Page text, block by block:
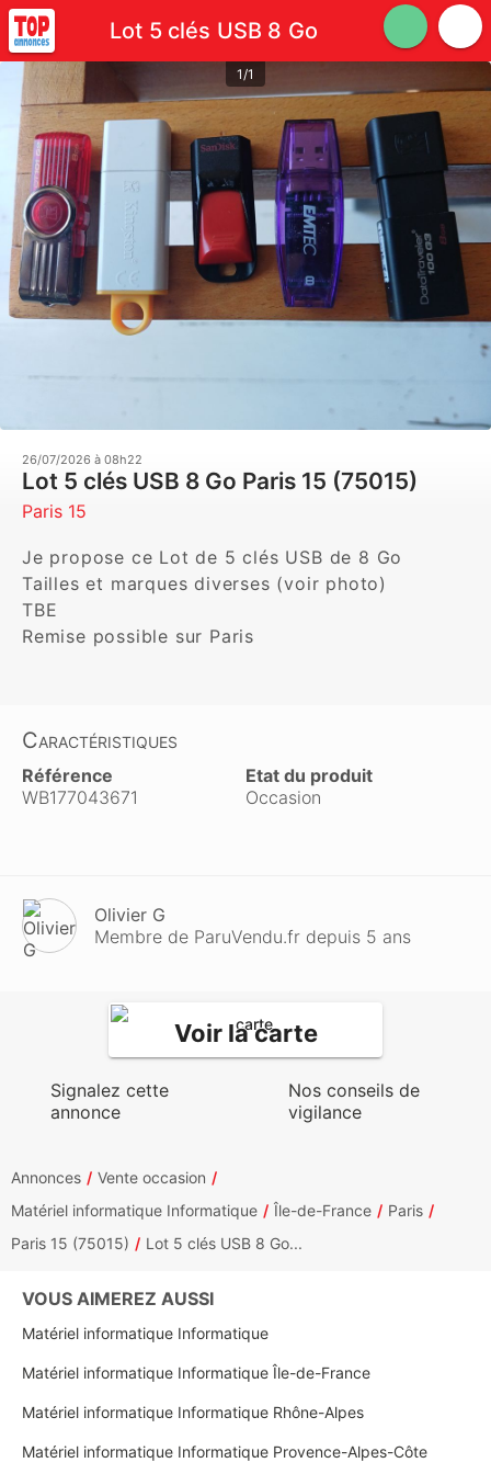
Lot 5 clés USB 8 Go
1/1
26/07/2026 à 08h22
Lot 5 clés USB 8 Go Paris 15 (75015)
Paris 15
Je propose ce Lot de 5 clés USB de 8 Go
Tailles et marques diverses (voir photo)
TBE
Remise possible sur Paris
Caractéristiques
Référence
WB177043671
Etat du produit
Occasion
Olivier G
Membre de ParuVendu.fr depuis 5 ans
Voir la carte
Signalez cette
annonce
Nos conseils de
vigilance
Annonces
Vente occasion
Matériel informatique Informatique
Île-de-France
Paris
Paris 15 (75015)
Lot 5 clés USB 8 Go...
VOUS AIMEREZ AUSSI
Matériel informatique Informatique
Matériel informatique Informatique Île-de-France
Matériel informatique Informatique Rhône-Alpes
Matériel informatique Informatique Provence-Alpes-Côte